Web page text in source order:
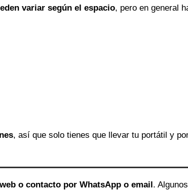
variar según el espacio, pero en general
, así que solo tienes que llevar tu portátil y
o contacto por WhatsApp o email.